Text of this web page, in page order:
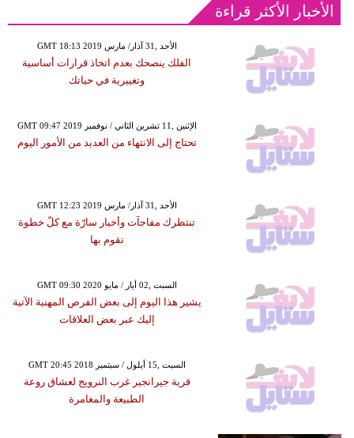
الأخبار الأكثر قراءة
GMT 18:13 2019 الأحد ,31 آذار/ مارس
الفلك ينصحك بعدم اتخاذ قرارات أساسية
وتغييرية في حياتك
GMT 09:47 2019 الإثنين ,11 تشرين الثاني / نوفمبر
تحتاج إلى الانتهاء من العديد من الأمور اليوم
GMT 12:23 2019 الأحد ,31 آذار/ مارس
تنتظرك مفاجآت وأخبار سارّة مع كلّ خطوة
تقوم بها
GMT 09:30 2020 السبت ,02 أيار / مايو
يشير هذا اليوم إلى بعض الفرص المهنية الآتية
إليك عبر بعض العلاقات
GMT 20:45 2018 السبت ,15 أيلول / سبتمبر
قرية جيرانجير غرب النرويج لعشاق روعة
الطبيعة والمغامرة